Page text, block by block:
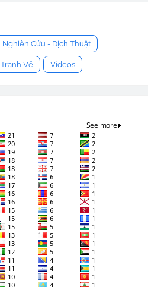
Nghiên Cứu - Dịch Thuật
Tranh Vẽ Videos